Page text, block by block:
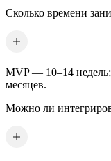
Сколько времени
MVP — 10–14
месяцев.
Можно ли